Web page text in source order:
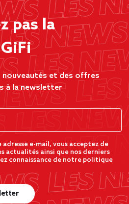
pas la
et des offres
à la newsletter
e-mail, vous acceptez de
actualités ainsi que nos derniers
connaissance de notre politique